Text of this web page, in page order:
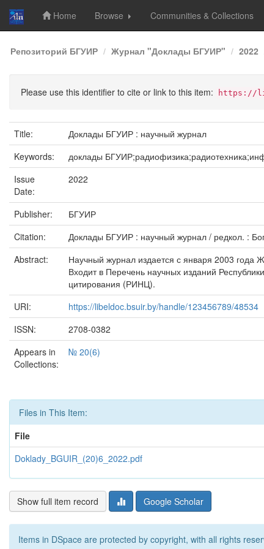
Skip
navigation
Home Browse Communities & Collections
Репозиторий БГУИР Журнал "Доклады БГУИР" 2022
Please use this identifier to cite or link to this item: https://
Title:
Доклады БГУИР : научный журнал
Keywords:
доклады
Issue
Date:
2022
Publisher:
БГУИР
Citation:
Доклады БГУИР : научный журнал / редкол. :
Abstract:
Научный журнал издается с января 2003 года
Входит в Перечень научных изданий
цитирования (РИНЦ).
URI:
https://libeldoc.bsuir.by/handle/123456789/48534
ISSN:
2708-0382
Appears in
Collections:
№ 20(6)
Files in This Item:
File
Doklady_BGUIR_(20)6_2022.pdf
Show full item record Google Scholar
Items in DSpace are protected by copyright, with all rights